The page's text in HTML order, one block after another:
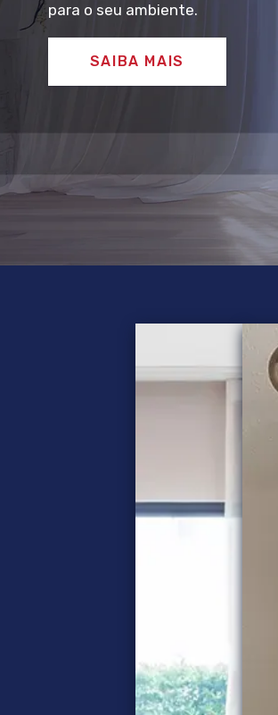
para o seu ambiente.
SAIBA MAIS